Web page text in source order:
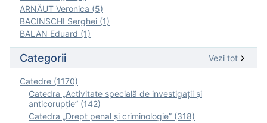
ARNĂUT Veronica (5)
BACINSCHI Serghei (1)
BALAN Eduard (1)
Categorii Vezi tot
Catedre (1170)
Catedra „Activitate specială de investigaţii şi
anticorupție” (142)
Catedra „Drept penal și criminologie” (318)